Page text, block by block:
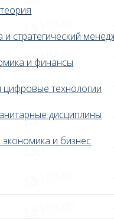
стратегический
и финансы
технологии
дисциплины
и бизнес